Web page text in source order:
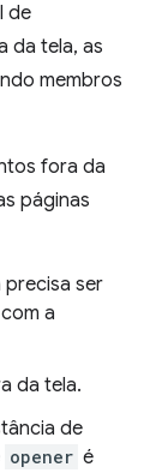
de
da tela, as
membros
fora da
páginas
precisa ser
a
da tela.
de
opener é